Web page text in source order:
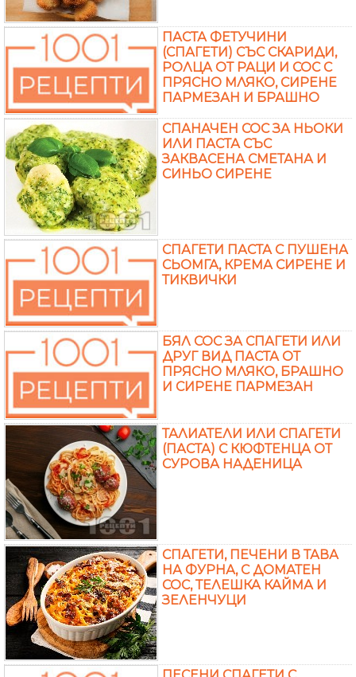
ПАСТА ФЕТУЧИНИ
(СПАГЕТИ) СЪС СКАРИДИ,
РОЛЦА ОТ РАЦИ И СОС С
ПРЯСНО МЛЯКО, СИРЕНЕ
ПАРМЕЗАН И БРАШНО
СПАНАЧЕН СОС ЗА НЬОКИ
ИЛИ ПАСТА СЪС
ЗАКВАСЕНА СМЕТАНА И
СИНЬО СИРЕНЕ
СПАГЕТИ ПАСТА С ПУШЕНА
СЬОМГА, КРЕМА СИРЕНЕ И
ТИКВИЧКИ
БЯЛ СОС ЗА СПАГЕТИ ИЛИ
ДРУГ ВИД ПАСТА ОТ
ПРЯСНО МЛЯКО, БРАШНО
И СИРЕНЕ ПАРМЕЗАН
ТАЛИАТЕЛИ ИЛИ СПАГЕТИ
(ПАСТА) С КЮФТЕНЦА ОТ
СУРОВА НАДЕНИЦА
СПАГЕТИ, ПЕЧЕНИ В ТАВА
НА ФУРНА, С ДОМАТЕН
СОС, ТЕЛЕШКА КАЙМА И
ЗЕЛЕНЧУЦИ